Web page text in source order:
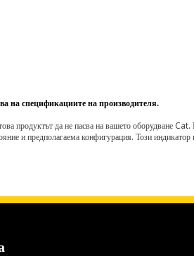
на спецификациите на производителя.
продуктът да не пасва на вашето оборудване
и предполагаема конфигурация. Този